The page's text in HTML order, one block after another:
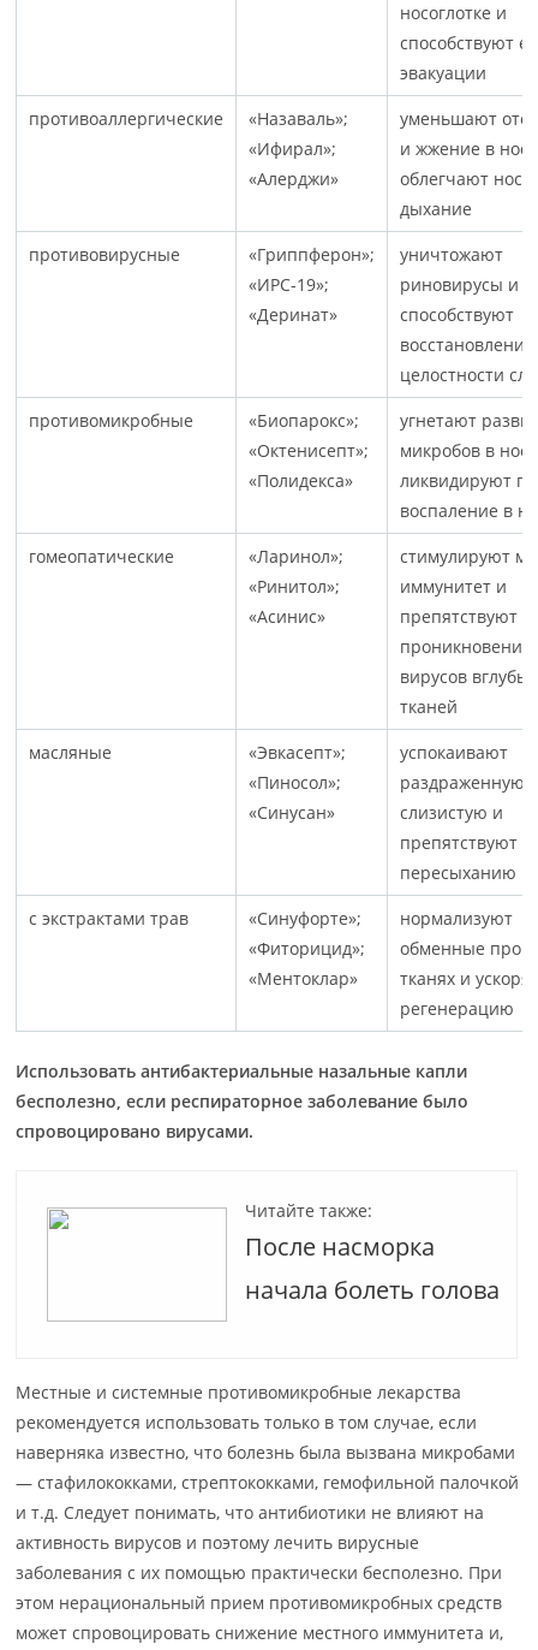
носоглотке и
способствуют ее
эвакуации
противоаллергические
«Назаваль»;
«Ифирал»;
«Алерджи»
уменьшают
и жжение в
облегчают
дыхание
противовирусные
«Гриппферон»;
«ИРС-19»;
«Деринат»
уничтожают
риновирусы и
способствуют
целостности
противомикробные
«Биопарокс»;
«Октенисепт»;
«Полидекса»
угнетают
микробов в
ликвидируют
воспаление в
гомеопатические
«Ларинол»;
«Ринитол»;
«Асинис»
стимулируют
иммунитет и
препятствуют
проникновению
вирусов вглубь
тканей
масляные
«Эвкасепт»;
«Пиносол»;
«Синусан»
успокаивают
раздраженную
слизистую и
препятствуют
пересыханию
с экстрактами трав
«Синуфорте»;
«Фиторицид»;
«Ментоклар»
нормализуют
обменные
тканях и
регенерацию
Использовать антибактериальные назальные капли
бесполезно, если респираторное заболевание было
спровоцировано вирусами.
Читайте также:
После насморка
начала болеть голова
Местные и системные противомикробные лекарства
рекомендуется использовать только в том случае, если
наверняка известно, что болезнь была вызвана микробами
— стафилококками, стрептококками, гемофильной палочкой
и т.д. Следует понимать, что антибиотики не влияют на
активность вирусов и поэтому лечить вирусные
заболевания с их помощью практически бесполезно. При
этом нерациональный прием противомикробных средств
может спровоцировать снижение местного иммунитета и,